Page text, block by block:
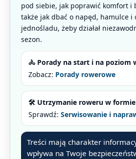
pod siebie, jak poprawić komfort i
także jak dbać o napęd, hamulce i
jednośladu, żeby działał
sezon.
🚴 Porady na start i na poziom
Zobacz: Porady rowerowe
🛠️ Utrzymanie roweru w formie
Sprawdź: Serwisowanie i
Treści mają charakter
wpływa na Twoje